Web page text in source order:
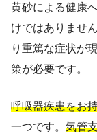
黄砂による健康
けではありません
り重篤な症状が
策が必要です。
呼吸器疾患をお
一つです。 気管